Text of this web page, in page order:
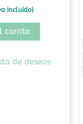
incluido)
carrito
de deseos